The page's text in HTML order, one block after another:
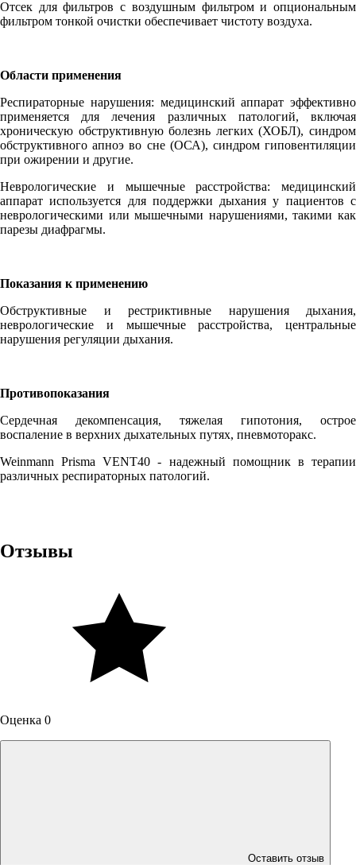
Отсек для фильтров с воздушным фильтром и опциональным
фильтром тонкой очистки обеспечивает чистоту воздуха.
Области применения
Респираторные нарушения: медицинский аппарат эффективно
применяется для лечения различных патологий, включая
хроническую обструктивную болезнь легких (ХОБЛ), синдром
обструктивного апноэ во сне (ОСА), синдром гиповентиляции
при ожирении и другие.
Неврологические и мышечные расстройства: медицинский
аппарат используется для поддержки дыхания у пациентов с
неврологическими или мышечными нарушениями, такими как
парезы диафрагмы.
Показания к применению
Обструктивные и рестриктивные нарушения дыхания,
неврологические и мышечные расстройства, центральные
нарушения регуляции дыхания.
Противопоказания
Сердечная декомпенсация, тяжелая гипотония, острое
воспаление в верхних дыхательных путях, пневмоторакс.
Weinmann Prisma VENT40 - надежный помощник в терапии
различных респираторных патологий.
Отзывы
Оценка 0
Оставить отзыв